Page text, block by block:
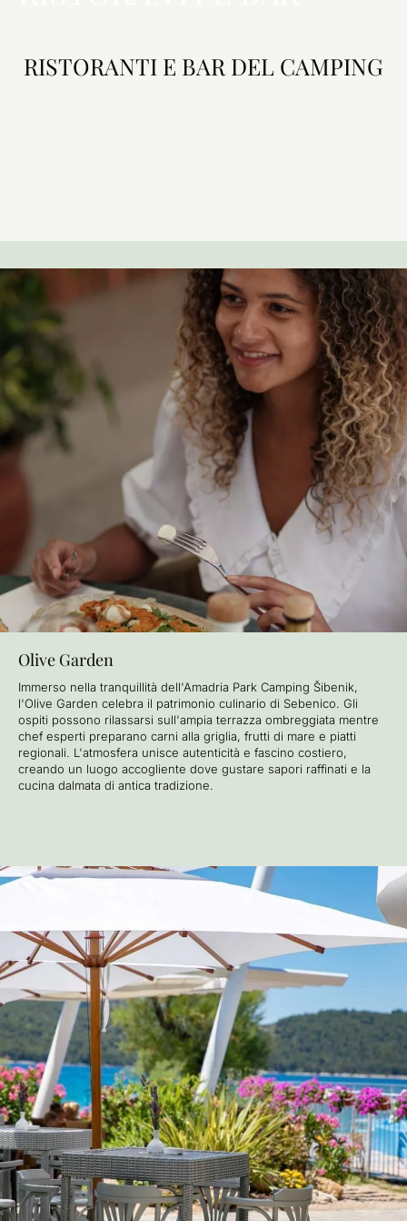
RISTORANTI E BAR DEL CAMPING
Olive Garden
Immerso nella tranquillità dell'Amadria Park Camping Šibenik,
l'Olive Garden celebra il patrimonio culinario di Sebenico. Gli
ospiti possono rilassarsi sull'ampia terrazza ombreggiata mentre
chef esperti preparano carni alla griglia, frutti di mare e piatti
regionali. L'atmosfera unisce autenticità e fascino costiero,
creando un luogo accogliente dove gustare sapori raffinati e la
cucina dalmata di antica tradizione.